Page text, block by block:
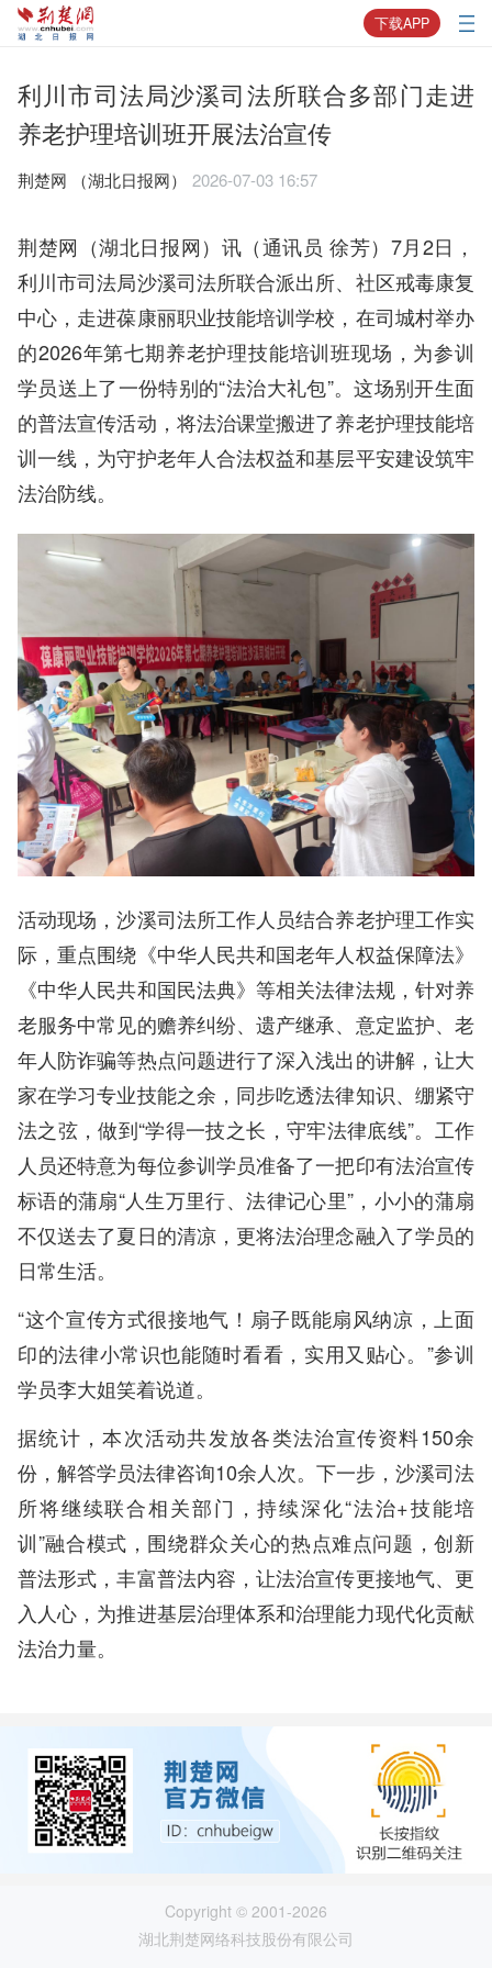
下载APP
利川市司法局沙溪司法所联合多部门走进
养老护理培训班开展法治宣传
荆楚网 ​（湖北日报网） 2026-07-03 16:57
荆楚网（湖北日报网）讯（通讯员 徐芳）7月2日，
利川市司法局沙溪司法所联合派出所、社区戒毒康复
中心，走进葆康丽职业技能培训学校，在司城村举办
的2026年第七期养老护理技能培训班现场，为参训
学员送上了一份特别的“法治大礼包”。这场别开生面
的普法宣传活动，将法治课堂搬进了养老护理技能培
训一线，为守护老年人合法权益和基层平安建设筑牢
法治防线。
活动现场，沙溪司法所工作人员结合养老护理工作实
际，重点围绕《中华人民共和国老年人权益保障法》
《中华人民共和国民法典》等相关法律法规，针对养
老服务中常见的赡养纠纷、遗产继承、意定监护、老
年人防诈骗等热点问题进行了深入浅出的讲解，让大
家在学习专业技能之余，同步吃透法律知识、绷紧守
法之弦，做到“学得一技之长，守牢法律底线”。工作
人员还特意为每位参训学员准备了一把印有法治宣传
标语的蒲扇“人生万里行、法律记心里”，小小的蒲扇
不仅送去了夏日的清凉，更将法治理念融入了学员的
日常生活。
“这个宣传方式很接地气！扇子既能扇风纳凉，上面
印的法律小常识也能随时看看，实用又贴心。”参训
学员李大姐笑着说道。
据统计，本次活动共发放各类法治宣传资料150余
份，解答学员法律咨询10余人次。下一步，沙溪司法
所将继续联合相关部门，持续深化“法治+技能培
训”融合模式，围绕群众关心的热点难点问题，创新
普法形式，丰富普法内容，让法治宣传更接地气、更
入人心，为推进基层治理体系和治理能力现代化贡献
法治力量。
Copyright © 2001-2026
湖北荆楚网络科技股份有限公司